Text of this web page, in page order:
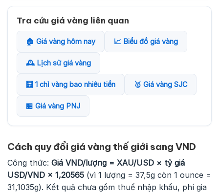
Tra cứu giá vàng liên quan
🏠 Giá vàng hôm nay 📈 Biểu đồ giá vàng
🕰️ Lịch sử giá vàng
🧮 1 chỉ vàng bao nhiêu tiền 🥇 Giá vàng SJC
🏪 Giá vàng PNJ
Cách quy đổi giá vàng thế giới sang VND
Công thức: Giá VND/lượng = XAU/USD × tỷ giá
USD/VND × 1,20565 (vì 1 lượng = 37,5g còn 1 ounce =
31,1035g). Kết quả chưa gồm thuế nhập khẩu, phí gia